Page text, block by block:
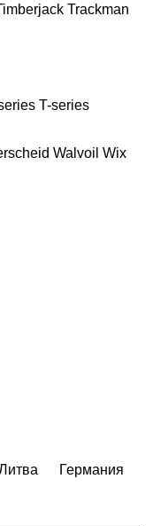
Trackman
T-series
Walvoil Wix
Германия